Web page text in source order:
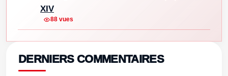
XIV
88 vues
DERNIERS COMMENTAIRES